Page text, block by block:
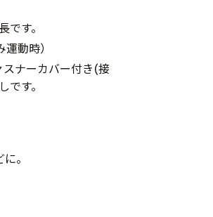
す。
動時）
ナーカバー付き(接
す。
。